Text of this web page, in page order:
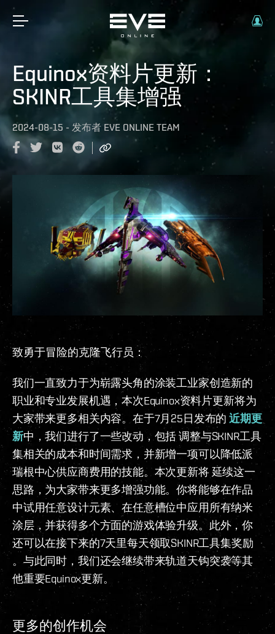
Equinox资料片更新：
SKINR工具集增强
2024-08-15 - 发布者 EVE ONLINE TEAM
致勇于冒险的克隆飞行员：
我们一直致力于为崭露头角的涂装工业家创造新的
职业和专业发展机遇，本次Equinox资料片更新将为
大家带来更多相关内容。在于7月25日发布的近期更
新中，我们进行了一些改动，包括 调整与SKINR工具
集相关的成本和时间需求，并新增一项可以降低派
瑞根中心供应商费用的技能。本次更新将 延续这一
思路，为大家带来更多增强功能。你将能够在作品
中试用任意设计元素、在任意槽位中应用所有纳米
涂层，并获得多个方面的游戏体验升级。此外，你
还可以在接下来的7天里每天领取SKINR工具集奖励
。与此同时，我们还会继续带来轨道天钩突袭等其
他重要Equinox更新。
更多的创作机会